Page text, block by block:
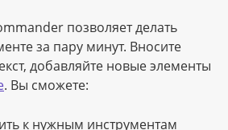
позволяет делать
за пару минут. Вносите
добавляйте новые элементы
. Вы сможете:
к нужным инструментам